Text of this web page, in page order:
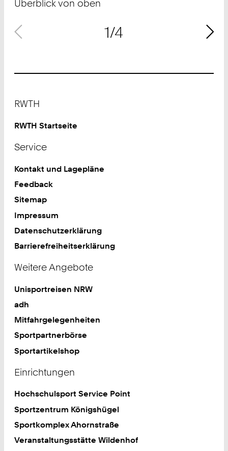
Überblick von oben
1/4
RWTH
RWTH Startseite
Service
Kontakt und Lagepläne
Feedback
Sitemap
Impressum
Datenschutzerklärung
Barrierefreiheitserklärung
Weitere Angebote
Unisportreisen NRW
adh
Mitfahrgelegenheiten
Sportpartnerbörse
Sportartikelshop
Einrichtungen
Hochschulsport Service Point
Sportzentrum Königshügel
Sportkomplex Ahornstraße
Veranstaltungsstätte Wildenhof